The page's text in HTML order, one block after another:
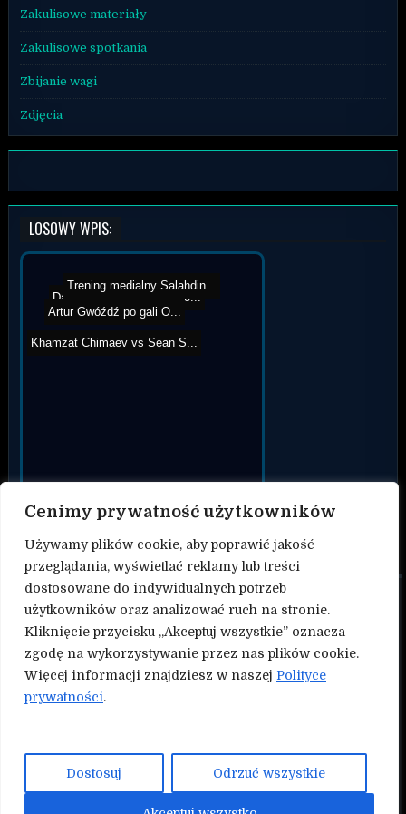
Cenimy prywatność użytkowników
Używamy plików cookie, aby poprawić jakość
przeglądania, wyświetlać reklamy lub treści
dostosowane do indywidualnych potrzeb
użytkowników oraz analizować ruch na stronie.
Kliknięcie przycisku „Akceptuj wszystkie” oznacza
zgodę na wykorzystywanie przez nas plików cookie.
Więcej informacji znajdziesz w naszej Polityce
prywatności.
Dostosuj Odrzuć wszystkie
Zakulisowe materiały
Zakulisowe spotkania
Zbijanie wagi
Zdjęcia
LOSOWY WPIS:
Damian Janikowski krótko...
Trening medialny Salahdin...
Khamzat Chimaev vs Sean S...
Kontakt
Polityka prywatności